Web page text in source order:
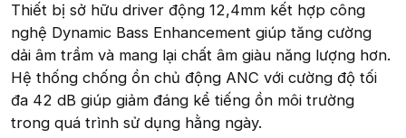
Thiết bị sở hữu driver động 12,4mm kết hợp công
nghệ Dynamic Bass Enhancement giúp tăng cường
dải âm trầm và mang lại chất âm giàu năng lượng hơn.
Hệ thống chống ồn chủ động ANC với cường độ tối
đa 42 dB giúp giảm đáng kể tiếng ồn môi trường
trong quá trình sử dụng hằng ngày.